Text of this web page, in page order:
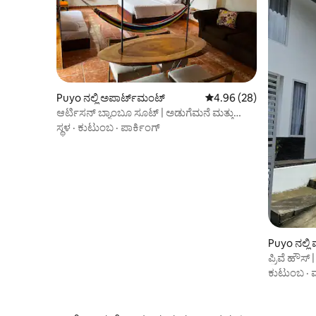
Puyo ನಲ್ಲಿ ಅಪಾರ್ಟ್‌ಮಂಟ್ 5 ರಲ್ಲಿ 4.96 ಸರಾಸರಿ
4.96 (28)
ಆರ್ಟಿಸನ್ ಬ್ಯಾಂಬೂ ಸೂಟ್ | ಅಡುಗೆಮನೆ ಮತ್ತು
ಖಾಸಗಿ ಒಳಾಂಗಣ
ಸ್ಥಳ · ಕುಟುಂಬ · ಪಾರ್ಕಿಂಗ್
Puyo
ಪ್ರಿವೆ ಹೌಸ್
ಕುಟುಂಬ ·